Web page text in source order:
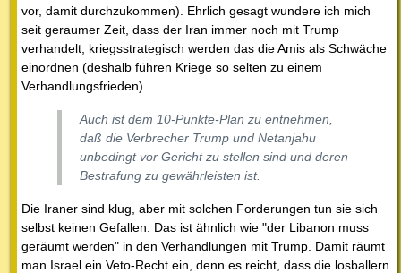
vor, damit durchzukommen). Ehrlich gesagt wundere ich mich
seit geraumer Zeit, dass der Iran immer noch mit Trump
verhandelt, kriegsstrategisch werden das die Amis als Schwäche
einordnen (deshalb führen Kriege so selten zu einem
Verhandlungsfrieden).
Auch ist dem 10-Punkte-Plan zu entnehmen,
daß die Verbrecher Trump und Netanjahu
unbedingt vor Gericht zu stellen sind und deren
Bestrafung zu gewährleisten ist.
Die Iraner sind klug, aber mit solchen Forderungen tun sie sich
selbst keinen Gefallen. Das ist ähnlich wie "der Libanon muss
geräumt werden" in den Verhandlungen mit Trump. Damit räumt
man Israel ein Veto-Recht ein, denn es reicht, dass die losballern